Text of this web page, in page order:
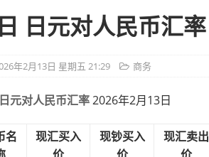
日元对人民币汇率
年2月13日 星期五 21:29 商务
日元对人民币汇率2026年2月13日
名
现汇买入
现钞买入
现汇卖出